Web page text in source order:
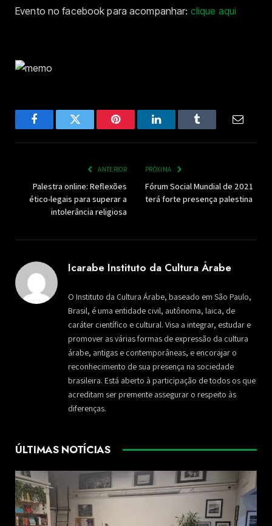
Evento no facebook para acompanhar: clique aqui
FacebookTwitter Pinterest LinkedInTumblr Email
ANTERIOR
Palestra online: Reflexões
ético-legais para superar a
intolerância religiosa
PRÓXIMA
Fórum Social Mundial de 2021
terá forte presença palestina
Icarabe Instituto da Cultura Árabe
O Instituto da Cultura Árabe, baseado em São Paulo,
Brasil, é uma entidade civil, autônoma, laica, de
caráter científico e cultural. Visa a integrar, estudar e
promover as várias formas de expressão da cultura
árabe, antigas e contemporâneas, e encorajar o
reconhecimento de sua presença na sociedade
brasileira. Está aberto à participação de todos os que
acreditam ser premente assegurar o respeito às
diferenças.
ÚLTIMAS NOTÍCIAS